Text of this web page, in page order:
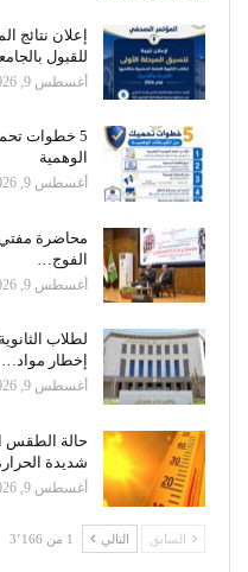
إعلان نتائج
للقبول
أغسطس 9, 2026
5 خطوات
الوهمية
أغسطس 9, 2026
محاضرة مفتي
الفوج…
أغسطس 9, 2026
لطلاب
إخطار مواد…
أغسطس 9, 2026
شديدة الحرارة و7
أغسطس 9, 2026
السابق التالي 1 من 3٬166